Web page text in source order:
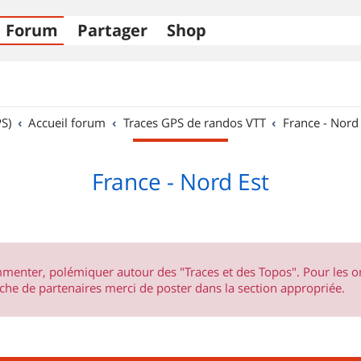
Forum Partager Shop
Accueil forum Traces GPS de randos VTT France - Nord
France - Nord Est
polémiquer autour des "Traces et des Topos". Pour les
de partenaires merci de poster dans la section appropriée.